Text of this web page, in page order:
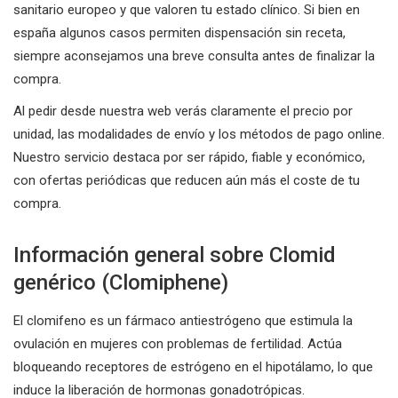
sanitario europeo y que valoren tu estado clínico. Si bien en
españa algunos casos permiten dispensación sin receta,
siempre aconsejamos una breve consulta antes de finalizar la
compra.
Al pedir desde nuestra web verás claramente el precio por
unidad, las modalidades de envío y los métodos de pago online.
Nuestro servicio destaca por ser rápido, fiable y económico,
con ofertas periódicas que reducen aún más el coste de tu
compra.
Información general sobre Clomid
genérico (Clomiphene)
El clomifeno es un fármaco antiestrógeno que estimula la
ovulación en mujeres con problemas de fertilidad. Actúa
bloqueando receptores de estrógeno en el hipotálamo, lo que
induce la liberación de hormonas gonadotrópicas.